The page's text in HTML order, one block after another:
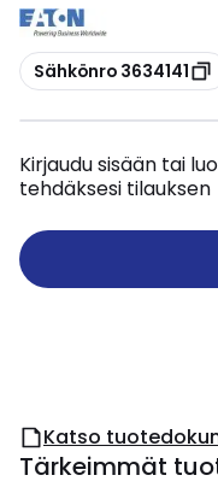
Kopioi
Sähkönro 3634141
Kirjaudu sisään tai
tehdäksesi tilauksen
Katso
Tärkeimmät